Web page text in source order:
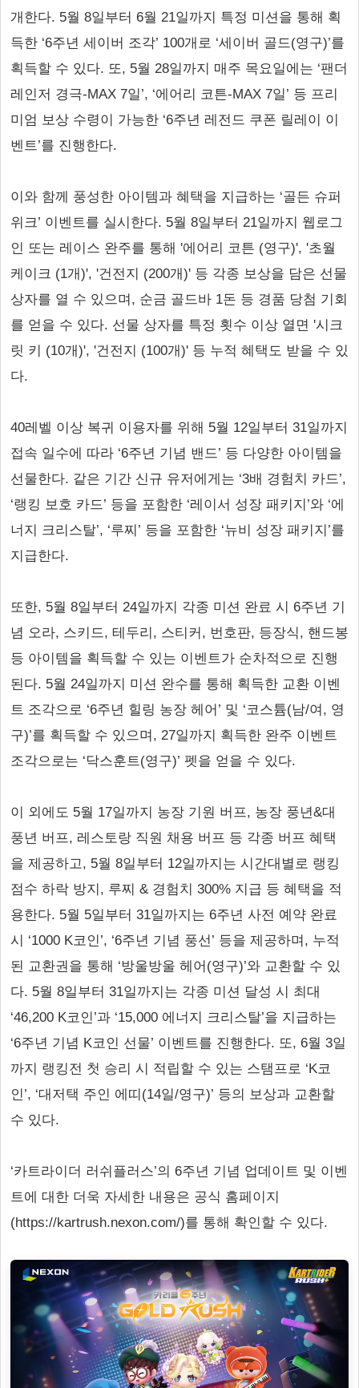
개한다. 5월 8일부터 6월 21일까지 특정 미션을 통해 획
득한 ‘6주년 세이버 조각’ 100개로 ‘세이버 골드(영구)’를
획득할 수 있다. 또, 5월 28일까지 매주 목요일에는 ‘팬더
레인저 경극-MAX 7일’, ‘에어리 코튼-MAX 7일’ 등 프리
미엄 보상 수령이 가능한 ‘6주년 레전드 쿠폰 릴레이 이
벤트’를 진행한다.
이와 함께 풍성한 아이템과 혜택을 지급하는 ‘골든 슈퍼
위크’ 이벤트를 실시한다. 5월 8일부터 21일까지 웹로그
인 또는 레이스 완주를 통해 '에어리 코튼 (영구)', '초월
케이크 (1개)', '건전지 (200개)' 등 각종 보상을 담은 선물
상자를 열 수 있으며, 순금 골드바 1돈 등 경품 당첨 기회
를 얻을 수 있다. 선물 상자를 특정 횟수 이상 열면 '시크
릿 키 (10개)', '건전지 (100개)' 등 누적 혜택도 받을 수 있
다.
40레벨 이상 복귀 이용자를 위해 5월 12일부터 31일까지
접속 일수에 따라 ‘6주년 기념 밴드’ 등 다양한 아이템을
선물한다. 같은 기간 신규 유저에게는 ‘3배 경험치 카드’,
‘랭킹 보호 카드’ 등을 포함한 ‘레이서 성장 패키지’와 ‘에
너지 크리스탈’, ‘루찌’ 등을 포함한 ‘뉴비 성장 패키지’를
지급한다.
또한, 5월 8일부터 24일까지 각종 미션 완료 시 6주년 기
념 오라, 스키드, 테두리, 스티커, 번호판, 등장식, 핸드봉
등 아이템을 획득할 수 있는 이벤트가 순차적으로 진행
된다. 5월 24일까지 미션 완수를 통해 획득한 교환 이벤
트 조각으로 ‘6주년 힐링 농장 헤어’ 및 ‘코스튬(남/여, 영
구)’를 획득할 수 있으며, 27일까지 획득한 완주 이벤트
조각으로는 ‘닥스훈트(영구)’ 펫을 얻을 수 있다.
이 외에도 5월 17일까지 농장 기원 버프, 농장 풍년&대
풍년 버프, 레스토랑 직원 채용 버프 등 각종 버프 혜택
을 제공하고, 5월 8일부터 12일까지는 시간대별로 랭킹
점수 하락 방지, 루찌 & 경험치 300% 지급 등 혜택을 적
용한다. 5월 5일부터 31일까지는 6주년 사전 예약 완료
시 ‘1000 K코인’, ‘6주년 기념 풍선’ 등을 제공하며, 누적
된 교환권을 통해 ‘방울방울 헤어(영구)’와 교환할 수 있
다. 5월 8일부터 31일까지는 각종 미션 달성 시 최대
‘46,200 K코인’과 ‘15,000 에너지 크리스탈’을 지급하는
‘6주년 기념 K코인 선물’ 이벤트를 진행한다. 또, 6월 3일
까지 랭킹전 첫 승리 시 적립할 수 있는 스탬프로 ‘K코
인’, ‘대저택 주인 에띠(14일/영구)’ 등의 보상과 교환할
수 있다.
‘카트라이더 러쉬플러스’의 6주년 기념 업데이트 및 이벤
트에 대한 더욱 자세한 내용은 공식 홈페이지
(https://kartrush.nexon.com/)를 통해 확인할 수 있다.